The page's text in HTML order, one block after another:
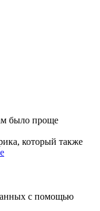
было проще
который также
с помощью